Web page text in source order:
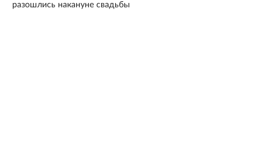
разошлись накануне свадьбы